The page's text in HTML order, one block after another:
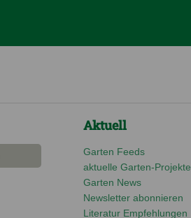
Aktuell
Garten Feeds
aktuelle Garten-Projekte
Garten News
Newsletter abonnieren
Literatur Empfehlungen